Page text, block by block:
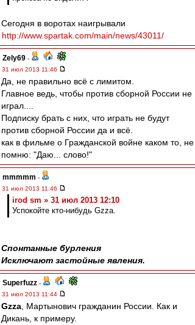
Сегодня в воротах наигрывали
http://www.spartak.com/main/news/43011/
Zely69 -
31 июл 2013 11:46
Да, не правильно всё с лимитом.
Главное ведь, чтобы против сборной России не
играл....
Подписку брать с них, что играть не будут
против сборной России да и всё.
как в фильме о Гражданской войне каком то, не
помню: "Даю... слово!"
mmmmm -
31 июл 2013 11:46
irod sm » 31 июл 2013 12:10
Успокойте кто-нибудь Gzza.
Спонтанные бурления
Исключают застойные явления.
Superfuzz -
31 июл 2013 11:44
Gzza , Мартынович гражданин России. Как и
Дикань, к примеру.